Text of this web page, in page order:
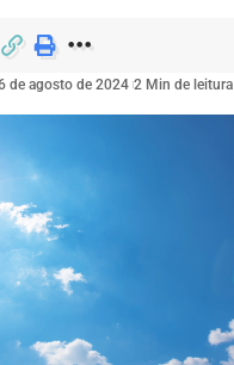
de agosto de 2024 2 Min de leitura